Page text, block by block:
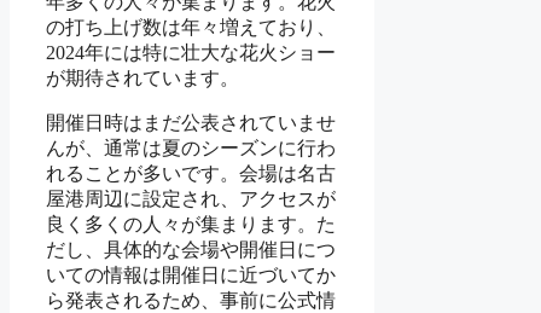
の打ち上げ数は年々増えており、
2024年には特に壮大な花火ショー
が期待されています。
開催日時はまだ公表されていませ
んが、通常は夏のシーズンに行わ
れることが多いです。会場は名古
屋港周辺に設定され、アクセスが
良く多くの人々が集まります。た
だし、具体的な会場や開催日につ
いての情報は開催日に近づいてか
ら発表されるため、事前に公式情